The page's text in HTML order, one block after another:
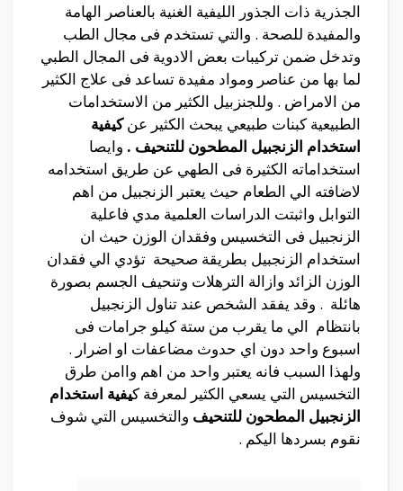
الجذرية ذات الجذور الليفية الغنية بالعناصر الهامة
والمفيدة للصحة . والتي تستخدم فى مجال الطب
وتدخل ضمن تركيبات بعض الادوية فى المجال الطبي
لما بها من عناصر ومواد مفيدة تساعد فى علاج الكثير
من الامراض . وللجنزبيل الكثير من الاستخدامات
الطبيعية كبنات طبيعي يبحث الكثير عنكيفية
استخدام الزنجبيل المطحون للتنحيف . وايصا
استخداماته الكثيرة فى الطهي عن طريق استخدامه
لاضافته الي الطعام حيث يعتبر الزنجبيل من اهم
التوابل واثبتت الدراسات العلمية مدي فاعلية
الزنجبيل فى التخسيس وفقدان الوزن حيث ان
استخدام الزنجبيل بطريقة صحيحة تؤدي الي فقدان
الوزن الزائد وازالة الترهلات وتنحيف الجسم بصورة
هائلة . وقد يفقد الشخص عند تناول الزنجبيل
بانتظام الي ما يقرب من ستة كيلو جرامات فى
اسبوع واحد دون اي حدوث مضاعفات او اضرار .
ولهذا السبب فانه يعتبر واحد من اهم واامن طرق
التخسيس التي يسعي الكثير لمعرفة كيفية استخدام
الزنجبيل المطحون للتنحيف والتخسيس التي شوف
نقوم بسردها اليكم .